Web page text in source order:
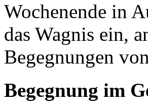
Wochenende in
das Wagnis ein,
Begegnungen
Begegnung im